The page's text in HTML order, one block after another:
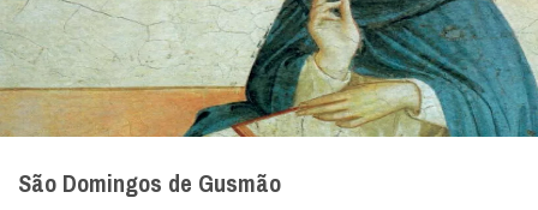
São Domingos de Gusmão